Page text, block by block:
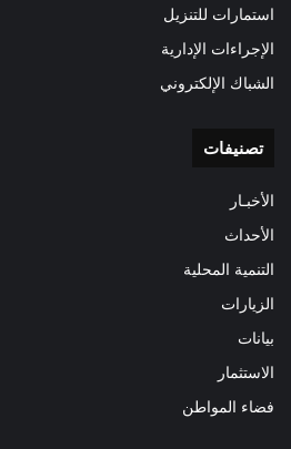
استمارات للتنزيل
الإجراءات الإدارية
الشباك الإلكتروني
تصنيفات
الأخبـار
الأحداث
التنمية المحلية
الزيارات
بيانات
الاستثمار
فضاء المواطن